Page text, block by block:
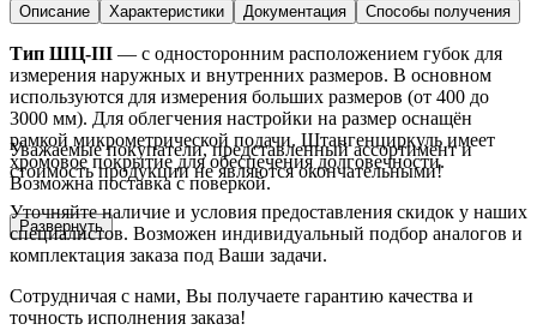
Описание Характеристики Документация Способы получения
Тип ШЦ-III — с односторонним расположением губок для
измерения наружных и внутренних размеров. В основном
используются для измерения больших размеров (от 400 до
3000 мм). Для облегчения настройки на размер оснащён
рамкой микрометрической подачи. Штангенциркуль имеет
хромовое покрытие для обеспечения долговечности.
Возможна поставка с поверкой.
Развернуть
Уважаемые покупатели, представленный ассортимент и
стоимость продукции не являются окончательными!
Уточняйте наличие и условия предоставления скидок у наших
специалистов. Возможен индивидуальный подбор аналогов и
комплектация заказа под Ваши задачи.
Сотрудничая с нами, Вы получаете гарантию качества и
точность исполнения заказа!